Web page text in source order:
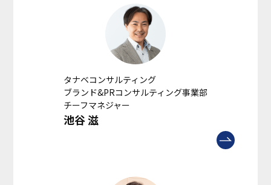
タナベコンサルティング
ブランド&PRコンサルティング事業部
チーフマネジャー
池谷 滋